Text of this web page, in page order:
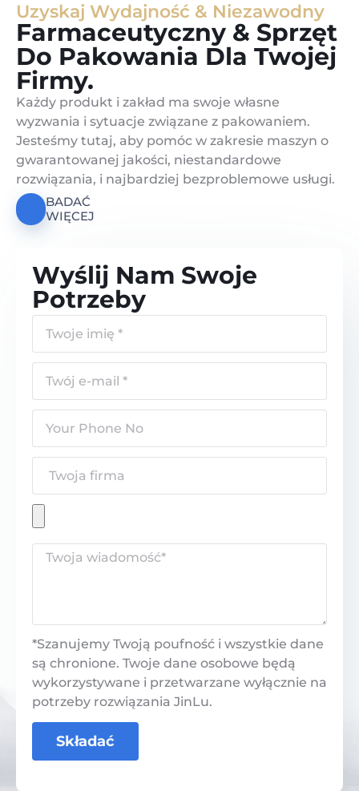
Uzyskaj Wydajność & Niezawodny
Farmaceutyczny & Sprzęt
Do Pakowania Dla Twojej
Firmy.
Każdy produkt i zakład ma swoje własne
wyzwania i sytuacje związane z pakowaniem.
Jesteśmy tutaj, aby pomóc w zakresie maszyn o
gwarantowanej jakości, niestandardowe
rozwiązania, i najbardziej bezproblemowe usługi.
BADAĆ
WIĘCEJ
Wyślij Nam Swoje
Potrzeby
*Szanujemy Twoją poufność i wszystkie dane
są chronione. Twoje dane osobowe będą
wykorzystywane i przetwarzane wyłącznie na
potrzeby rozwiązania JinLu.
Składać